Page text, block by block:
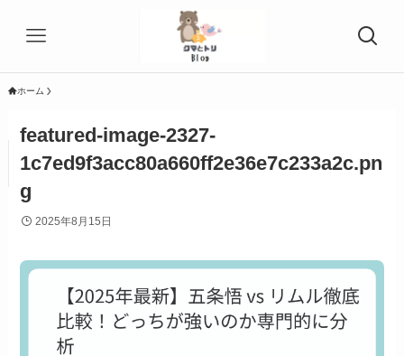
ホーム
featured-image-2327-
1c7ed9f3acc80a660ff2e36e7c233a2c.pn
g
2025年8月15日